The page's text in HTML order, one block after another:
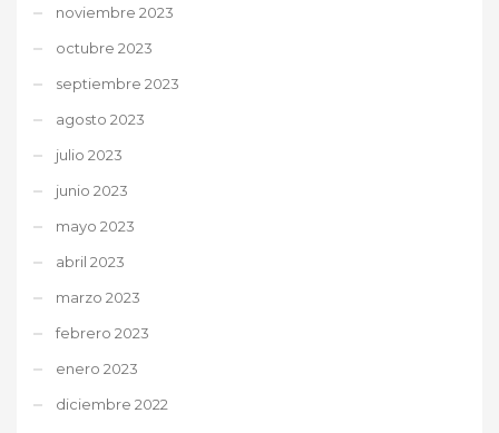
noviembre 2023
octubre 2023
septiembre 2023
agosto 2023
julio 2023
junio 2023
mayo 2023
abril 2023
marzo 2023
febrero 2023
enero 2023
diciembre 2022